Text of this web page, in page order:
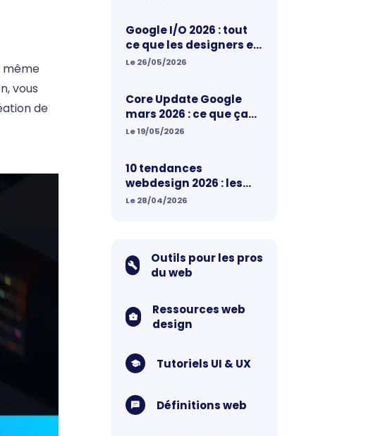
même
vous
de
Google I/O 2026 : tout
ce que les designers et
marketeurs doivent
Le 26/05/2026
Core Update Google
mars 2026 : ce que ça
change pour votre site
Le 19/05/2026
10 tendances
webdesign 2026 : les
nouvelles règles qui
Le 28/04/2026
Outils pour les pros
du web
Ressources web
design
Tutoriels UI & UX
Définitions web